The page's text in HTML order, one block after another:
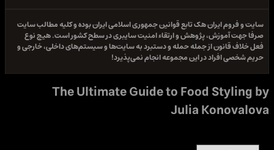
سایت و فروم ایران هک تابع قوانین جمهوری اسلامی ایران بوده و کلیه مطالب سایت
صرفا جهت آموزش، پژوهش و ارتقاء امنیت سایبری در سطح کشور است. هیچ نوع
فعل خلاف قانون از جمله حمله و دستبرد به سایت‌ها و سیستم‌های داخلی، خارجی و
حریم شخصی افراد در این مجموعه انجام نمی‌پذیرد!
The Ultimate Guide to Food Styling by
Julia Konovalova